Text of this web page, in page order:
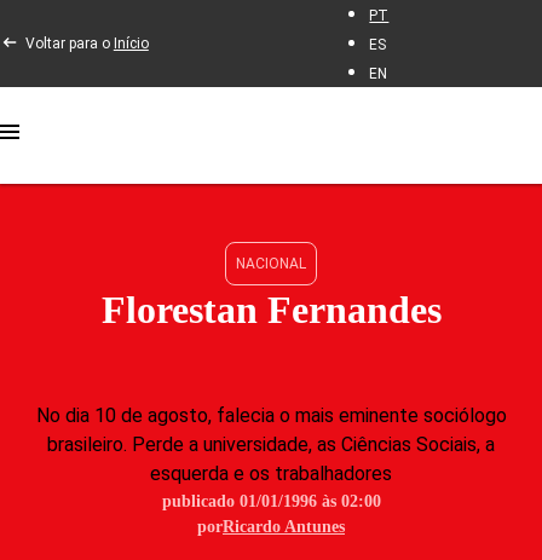
Voltar para o Início
PT
ES
EN
NACIONAL
Florestan Fernandes
No dia 10 de agosto, falecia o mais eminente sociólogo
brasileiro. Perde a universidade, as Ciências Sociais, a
esquerda e os trabalhadores
publicado 01/01/1996 às 02:00
porRicardo Antunes